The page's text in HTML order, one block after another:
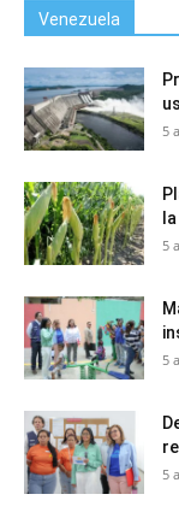
Venezuela
5
5
5
5